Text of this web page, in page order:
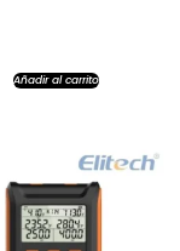
Añadir al carrito